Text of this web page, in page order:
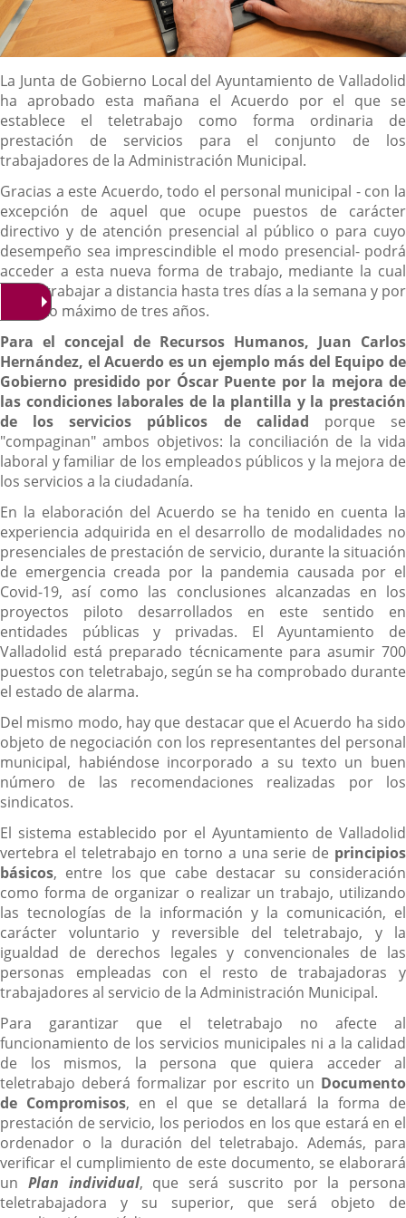
Descripción
La Junta de Gobierno Local del Ayuntamiento de Valladolid
ha aprobado esta mañana el Acuerdo por el que se
establece el teletrabajo como forma ordinaria de
prestación de servicios para el conjunto de los
trabajadores de la Administración Municipal.
Gracias a este Acuerdo, todo el personal municipal - con la
excepción de aquel que ocupe puestos de carácter
directivo y de atención presencial al público o para cuyo
desempeño sea imprescindible el modo presencial- podrá
acceder a esta nueva forma de trabajo, mediante la cual
podrá trabajar a distancia hasta tres días a la semana y por
un plazo máximo de tres años.
Para el concejal de Recursos Humanos, Juan Carlos
Hernández, el Acuerdo es un ejemplo más del Equipo de
Gobierno presidido por Óscar Puente por la mejora de
las condiciones laborales de la plantilla y la prestación
de los servicios públicos de calidad porque se
"compaginan" ambos objetivos: la conciliación de la vida
laboral y familiar de los empleados públicos y la mejora de
los servicios a la ciudadanía.
En la elaboración del Acuerdo se ha tenido en cuenta la
experiencia adquirida en el desarrollo de modalidades no
presenciales de prestación de servicio, durante la situación
de emergencia creada por la pandemia causada por el
Covid-19, así como las conclusiones alcanzadas en los
proyectos piloto desarrollados en este sentido en
entidades públicas y privadas. El Ayuntamiento de
Valladolid está preparado técnicamente para asumir 700
puestos con teletrabajo, según se ha comprobado durante
el estado de alarma.
Del mismo modo, hay que destacar que el Acuerdo ha sido
objeto de negociación con los representantes del personal
municipal, habiéndose incorporado a su texto un buen
número de las recomendaciones realizadas por los
sindicatos.
El sistema establecido por el Ayuntamiento de Valladolid
vertebra el teletrabajo en torno a una serie de principios
básicos, entre los que cabe destacar su consideración
como forma de organizar o realizar un trabajo, utilizando
las tecnologías de la información y la comunicación, el
carácter voluntario y reversible del teletrabajo, y la
igualdad de derechos legales y convencionales de las
personas empleadas con el resto de trabajadoras y
trabajadores al servicio de la Administración Municipal.
Para garantizar que el teletrabajo no afecte al
funcionamiento de los servicios municipales ni a la calidad
de los mismos, la persona que quiera acceder al
teletrabajo deberá formalizar por escrito un Documento
de Compromisos, en el que se detallará la forma de
prestación de servicio, los periodos en los que estará en el
ordenador o la duración del teletrabajo. Además, para
verificar el cumplimiento de este documento, se elaborará
un Plan individual, que será suscrito por la persona
teletrabajadora y su superior, que será objeto de